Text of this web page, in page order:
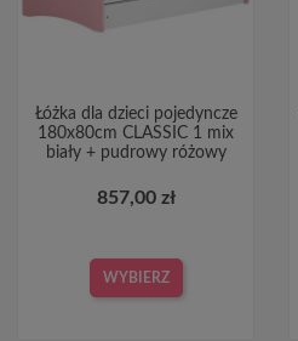
Łóżka dla dzieci pojedyncze
180x80cm CLASSIC 1 mix
biały + pudrowy różowy
857,00 zł
WYBIERZ